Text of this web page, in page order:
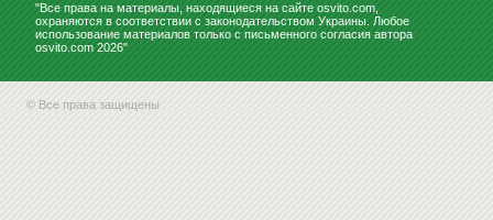
"Все права на материалы, находящиеся на сайте osvito.com,
охраняются в соответствии с законодательством Украины. Любое
использование материалов только с письменного согласия автора
osvito.com 2026"
© Все права защищены